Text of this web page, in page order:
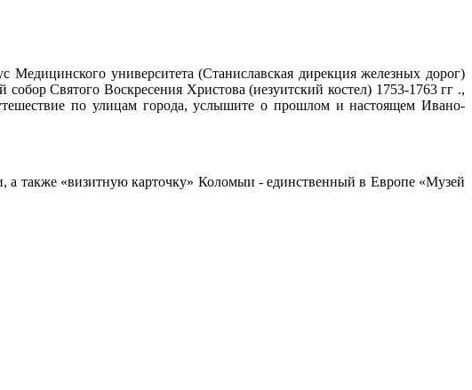
университета (Станиславская дирекция железных дорог)
Святого Воскресения Христова (иезуитский костел) 1753-1763 гг .,
по улицам города, услышите о прошлом и настоящем Ивано-
а также «визитную карточку» Коломыи - единственный в Европе «Музей